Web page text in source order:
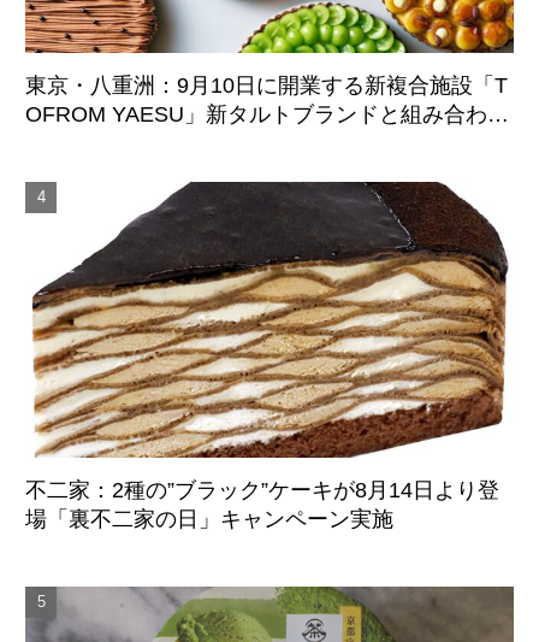
東京・八重洲：9月10日に開業する新複合施設「T
OFROM YAESU」新タルトブランドと組み合わせ
不二家：2種の”ブラック”ケーキが8月14日より登
場「裏不二家の日」キャンペーン実施